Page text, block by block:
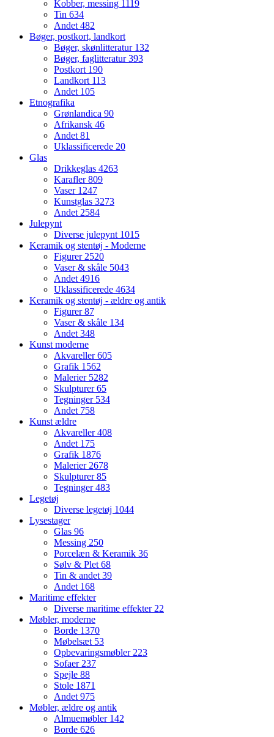
Kobber, messing 1119
Tin 634
Andet 482
Bøger, postkort, landkort
Bøger, skønlitteratur 132
Bøger, faglitteratur393
Postkort 190
Landkort 113
Andet 105
Etnografika
Grønlandica 90
Afrikansk 46
Andet 81
Uklassificerede 20
Glas
Drikkeglas 4263
Karafler809
Vaser 1247
Kunstglas 3273
Andet 2584
Julepynt
Diverse julepynt 1015
Keramik og stentøj - Moderne
Figurer 2520
Vaser & skåle 5043
Andet 4916
Uklassificerede 4634
Keramik og stentøj - ældre og antik
Figurer87
Vaser & skåle 134
Andet 348
Kunst moderne
Akvareller605
Grafik 1562
Malerier 5282
Skulpturer65
Tegninger 534
Andet 758
Kunst ældre
Akvareller408
Andet 175
Grafik 1876
Malerier 2678
Skulpturer85
Tegninger483
Legetøj
Diverse legetøj 1044
Lysestager
Glas 96
Messing 250
Porcelæn & Keramik 36
Sølv & Plet 68
Tin & andet 39
Andet 168
Maritime effekter
Diverse maritime effekter 22
Møbler, moderne
Borde 1370
Møbelsæt 53
Opbevaringsmøbler 223
Sofaer 237
Spejle 88
Stole 1871
Andet 975
Møbler, ældre og antik
Almuemøbler 142
Borde 626